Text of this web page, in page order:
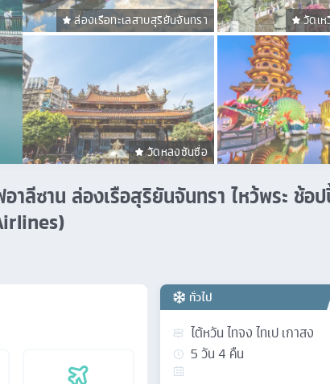
ล่องเรือทะเลสาบสุริยันจันทรา วัดเ
วัดหลงซันซื่อ
าลีซาน ล่องเรือสุริยันจันทรา ไหว้พระ ช้อ
ทั่วไป
ไต้หวัน ไทจง ไทเป เกาสง
5วัน4 คืน